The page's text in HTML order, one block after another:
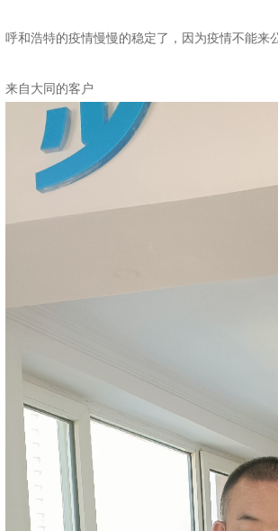
呼和浩特的疫情慢慢的稳定了，因为疫情不能来
来自大同的客户